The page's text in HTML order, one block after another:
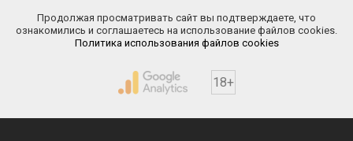
Продолжая просматривать сайт вы подтверждаете, что
ознакомились и соглашаетесь на использование файлов cookies.
Политика использования файлов cookies
18+